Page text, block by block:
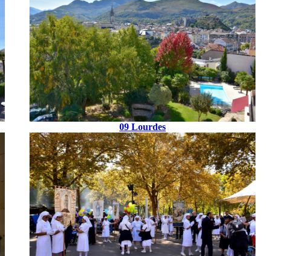
09 Lourdes